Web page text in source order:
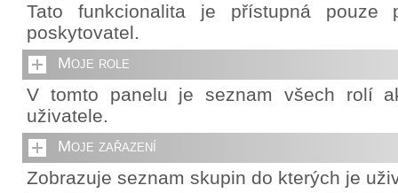
Tato funkcionalita je přístupná
poskytovatel.
Moje role
V tomto panelu je seznam všech rolí
uživatele.
Moje zařazení
Zobrazuje seznam skupin do kterých je